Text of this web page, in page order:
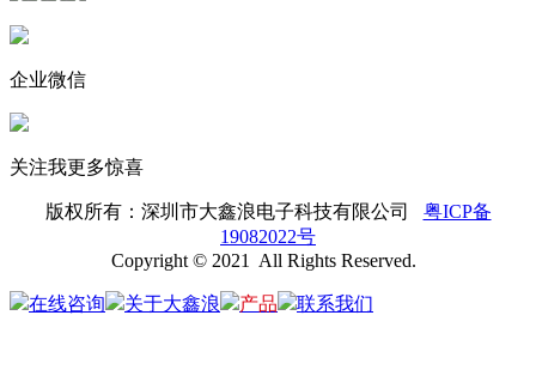
企业微信
关注我更多惊喜
版权所有： 深圳市大鑫浪电子科技有限公司
粤ICP备
19082022号
Copyright © 2021 All Rights Reserved.
在线咨询 关于大鑫浪 产品 联系我们